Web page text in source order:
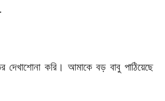
করি। আমাকে বড় বাবু পাঠিয়েছে